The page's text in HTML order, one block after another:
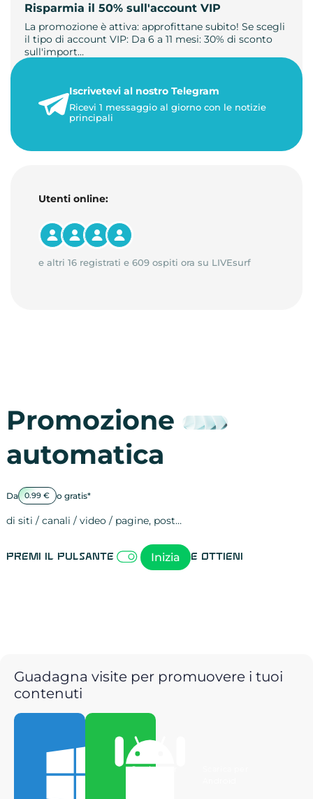
Risparmia il 50% sull'account VIP
La promozione è attiva: approfittane subito! Se scegli
il tipo di account VIP: Da 6 a 11 mesi: 30% di sconto
sull'import…
1 minuto di letturaIscrivetevi al nostro Telegram
Ricevi 1 messaggio al giorno con le notizie
principali
Utenti online:
e altri 16 registrati e 609 ospiti ora su LIVEsurf
Promozione
automatica
Da 0.99 € o gratis*
di siti / canali / video / pagine, post…
Premi il pulsante Inizia e ottieni
Guadagna visite per promuovere i tuoi
contenuti
Scarica per